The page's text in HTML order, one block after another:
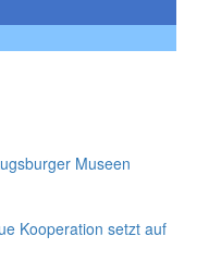
Museen
Kooperation setzt auf